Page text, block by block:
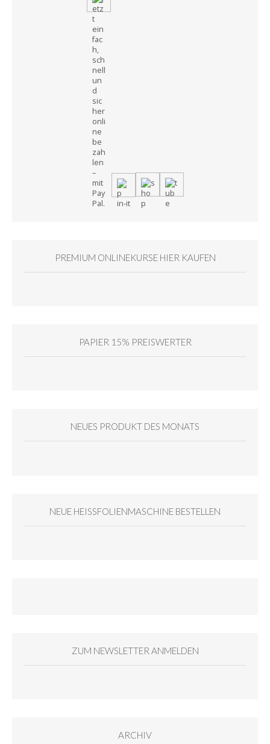
PREMIUM ONLINEKURSE HIER KAUFEN
PAPIER 15% PREISWERTER
NEUES PRODUKT DES MONATS
NEUE HEISSFOLIENMASCHINE BESTELLEN
ZUM NEWSLETTER ANMELDEN
ARCHIV